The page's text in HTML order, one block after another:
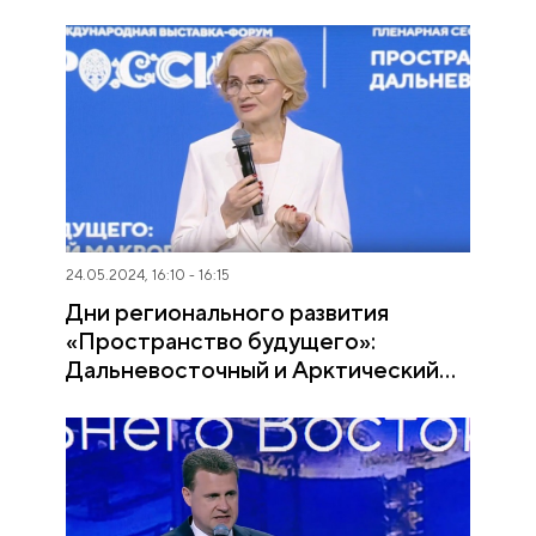
Алексея Чекункова
24.05.2024, 16:10 - 16:15
Дни регионального развития
«Пространство будущего»:
Дальневосточный и Арктический
Яровой